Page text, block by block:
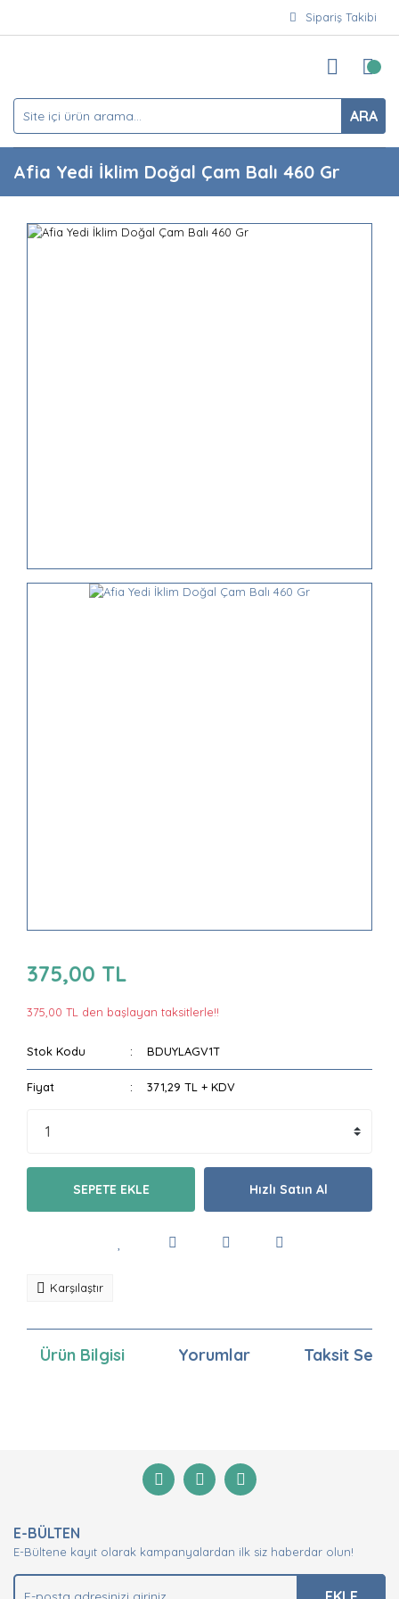
Sipariş Takibi
ARA
Afia Yedi İklim Doğal Çam Balı 460 Gr
375,00 TL
375,00 TL den başlayan taksitlerle!!
Stok Kodu BDUYLAGV1T
Fiyat 371,29 TL + KDV
SEPETE EKLE Hızlı Satın Al
Karşılaştır
Ürün Bilgisi Yorumlar Taksit
Yorum Yaz
Görüş ve önerileriniz için teşekkür ederiz.
Ürün açıklamasında eksik bilgiler bulunuyor.
Ürün bilgilerinde hatalar bulunuyor.
E-BÜLTEN
E-Bültene kayıt olarak kampanyalardan ilk siz haberdar olun!